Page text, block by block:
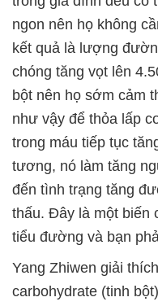
ngon nên họ không
kết quả là lượng
chóng tăng vọt lên
bột nên họ sớm cảm
như vậy để thỏa lấp
trong máu tiếp tục
tương, nó làm tăng
đến tình trạng tăng
thấu. Đây là một biến
tiểu đường và bạn
Yang Zhiwen giải
carbohydrate (tinh